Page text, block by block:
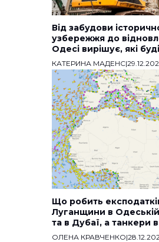
Від забудови
узбережжя до
Одесі вирішує, які
КАТЕРИНА МАДЕНС|
Що робить
Луганщини в
та в Дубаї, а танкери
ОЛЕНА КРАВЧЕНКО|